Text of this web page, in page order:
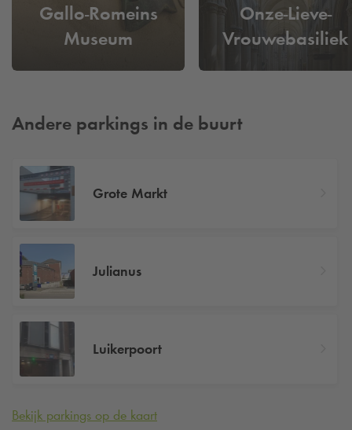
Gallo-Romeins
Museum
Onze-Lieve-
Vrouwebasiliek
Andere parkings in de buurt
Grote Markt
Julianus
Luikerpoort
Bekijk parkings op de kaart